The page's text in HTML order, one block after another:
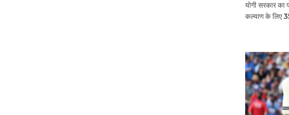
योगी सरकार का
कल्याण के लिए